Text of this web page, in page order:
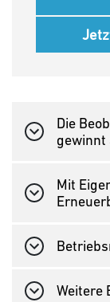
Die
gewinnt
Mit
Weitere